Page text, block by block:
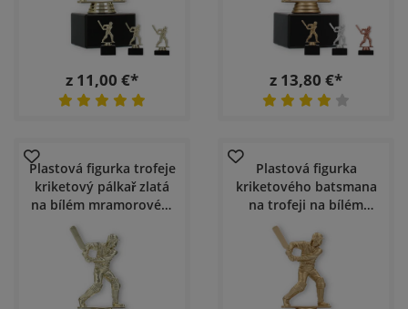
z 11,00 €* z 13,80 €*
Plastová figurka trofeje
kriketový pálkař zlatá
na bílém mramorovém
podstavci
Plastová figurka
kriketového batsmana
na trofeji na bílém
mramorovém podstavci